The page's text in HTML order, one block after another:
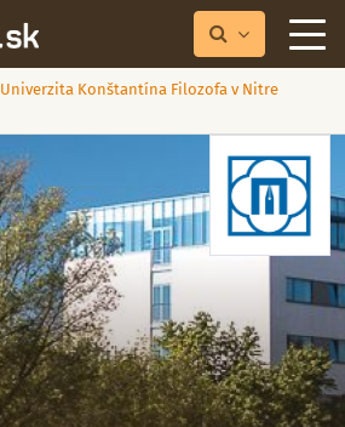
Univerzita Konštantína Filozofa v Nitre